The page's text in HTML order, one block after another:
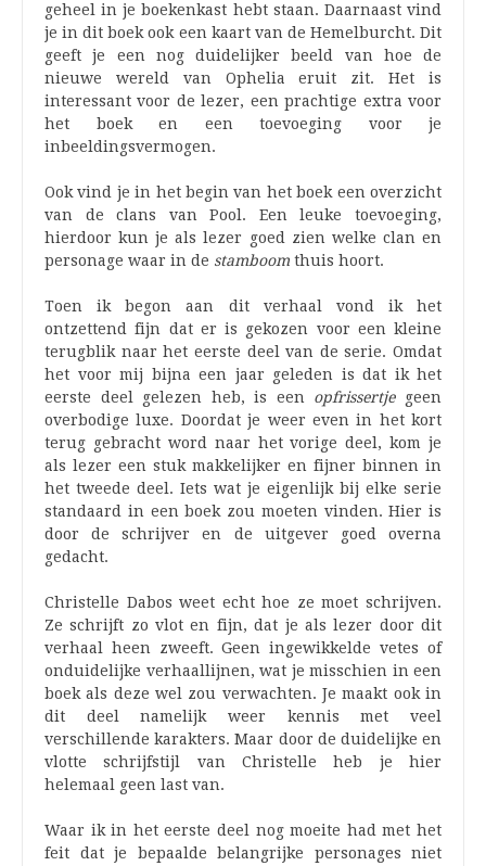
geheel in je boekenkast hebt staan. Daarnaast vind
je in dit boek ook een kaart van de Hemelburcht. Dit
geeft je een nog duidelijker beeld van hoe de
nieuwe wereld van Ophelia eruit zit. Het is
interessant voor de lezer, een prachtige extra voor
het boek en een toevoeging voor je
inbeeldingsvermogen.
Ook vind je in het begin van het boek een overzicht
van de clans van Pool. Een leuke toevoeging,
hierdoor kun je als lezer goed zien welke clan en
personage waar in de stamboom thuis hoort.
Toen ik begon aan dit verhaal vond ik het
ontzettend fijn dat er is gekozen voor een kleine
terugblik naar het eerste deel van de serie. Omdat
het voor mij bijna een jaar geleden is dat ik het
eerste deel gelezen heb, is een opfrissertjegeen
overbodige luxe. Doordat je weer even in het kort
terug gebracht word naar het vorige deel, kom je
als lezer een stuk makkelijker en fijner binnen in
het tweede deel. Iets wat je eigenlijk bij elke serie
standaard in een boek zou moeten vinden. Hier is
door de schrijver en de uitgever goed overna
gedacht.
Christelle Dabos weet echt hoe ze moet schrijven.
Ze schrijft zo vlot en fijn, dat je als lezer door dit
verhaal heen zweeft. Geen ingewikkelde vetes of
onduidelijke verhaallijnen, wat je misschien in een
boek als deze wel zou verwachten. Je maakt ook in
dit deel namelijk weer kennis met veel
verschillende karakters. Maar door de duidelijke en
vlotte schrijfstijl van Christelle heb je hier
helemaal geen last van.
Waar ik in het eerste deel nog moeite had met het
feit dat je bepaalde belangrijke personages niet